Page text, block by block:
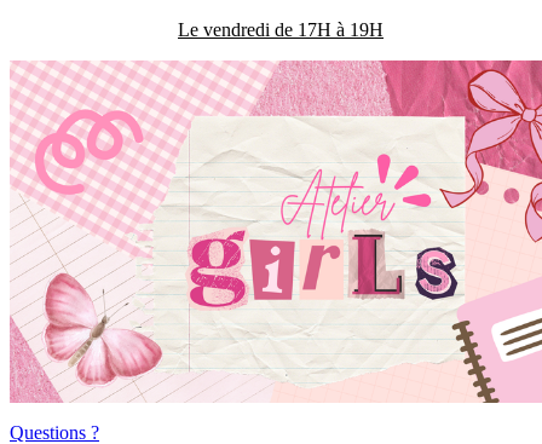
Le vendredi de 17H à 19H
Questions ?